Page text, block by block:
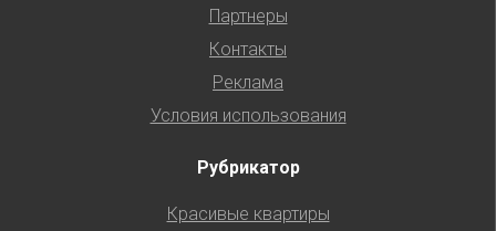
Партнеры
Контакты
Реклама
Условия использования
Рубрикатор
Красивые квартиры